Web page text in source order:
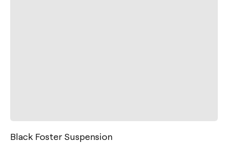
Black Foster Suspension